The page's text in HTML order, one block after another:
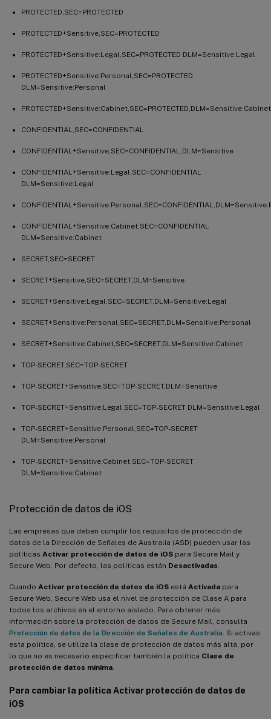
PROTECTED,SEC=PROTECTED
PROTECTED+Sensitive,SEC=PROTECTED
PROTECTED+Sensitive:Legal,SEC=PROTECTED DLM=Sensitive:Legal
PROTECTED+Sensitive:Personal,SEC=PROTECTED
DLM=Sensitive:Personal
PROTECTED+Sensitive:Cabinet,SEC=PROTECTED,DLM=Sensitive:Cabinet
CONFIDENTIAL,SEC=CONFIDENTIAL
CONFIDENTIAL+Sensitive,SEC=CONFIDENTIAL,DLM=Sensitive
CONFIDENTIAL+Sensitive:Legal,SEC=CONFIDENTIAL
DLM=Sensitive:Legal
CONFIDENTIAL+Sensitive:Cabinet,SEC=CONFIDENTIAL
DLM=Sensitive:Cabinet
SECRET,SEC=SECRET
SECRET+Sensitive,SEC=SECRET,DLM=Sensitive
SECRET+Sensitive:Legal,SEC=SECRET,DLM=Sensitive:Legal
SECRET+Sensitive:Personal,SEC=SECRET,DLM=Sensitive:Personal
SECRET+Sensitive:Cabinet,SEC=SECRET,DLM=Sensitive:Cabinet
TOP-SECRET,SEC=TOP-SECRET
TOP-SECRET+Sensitive,SEC=TOP-SECRET,DLM=Sensitive
TOP-SECRET+Sensitive:Legal,SEC=TOP-SECRET DLM=Sensitive:Legal
TOP-SECRET+Sensitive:Personal,SEC=TOP-SECRET
DLM=Sensitive:Personal
TOP-SECRET+Sensitive:Cabinet,SEC=TOP-SECRET
DLM=Sensitive:Cabinet
Protección de datos de iOS
Las empresas que deben cumplir los requisitos de protección de
datos de la Dirección de Señales de Australia (ASD) pueden usar las
políticas Activar protección de datos de iOS para Secure Mail y
Secure Web. Por defecto, las políticas están Desactivadas
Cuando Activar protección de datos de iOS está Activada para
Secure Web, Secure Web usa el nivel de protección de Clase A para
todos los archivos en el entorno aislado. Para obtener más
información sobre la protección de datos de Secure Mail, consulta
Protección de datos de la Dirección de Señales de Australia . Si activas
esta política, se utiliza la clase de protección de datos más alta, por
lo que no es necesario especificar también la política Clase de
protección de datos mínima
Para cambiar la política Activar protección de datos de
iOS